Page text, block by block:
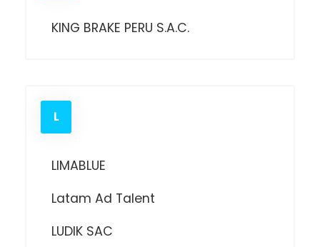
KING BRAKE PERU S.A.C.
L
LIMABLUE
Latam Ad Talent
LUDIK SAC